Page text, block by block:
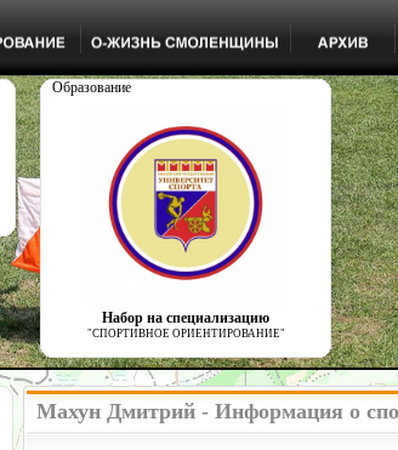
Образование
Набор на специализацию
"СПОРТИВНОЕ ОРИЕНТИРОВАНИЕ"
Махун Дмитрий - Информация о